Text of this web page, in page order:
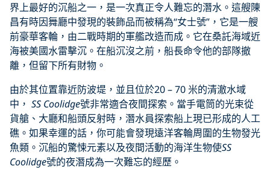
界上最好的沉船之一，是一次真正令人難忘的潛水。這艘陳
昌有時因舞廳中發現的裝飾品而被稱為“女士號”，它是一艘
前豪華客輪，由二戰時期的軍艦改造而成。它在桑託海域近
海被美國水雷擊沉。在船沉沒之前，船長命令他的部隊撤
離，但留下所有財物。
由於其位置靠近防波堤，並且位於20 – 70 米的清澈水域
中， SS Coolidge號非常適合夜間探索。當手電筒的光束從
貨艙、大廳和船頭反射時，潛水員探索船上現已形成的人工
礁。如果幸運的話，你可能會發現遠洋客輪周圍的生物發光
魚類。沉船的驚悚元素以及夜間活動的海洋生物使SS
Coolidge號的夜潛成為一次難忘的經歷。